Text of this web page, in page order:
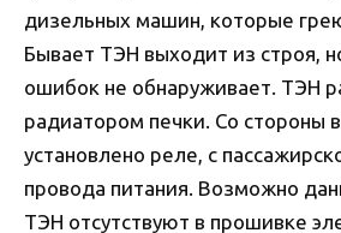
дизельных машин, которые
Бывает ТЭН выходит из строя,
ошибок не обнаруживает. ТЭН
радиатором печки. Со стороны
установлено реле, с
провода питания. Возможно
ТЭН отсутствуют в прошивке